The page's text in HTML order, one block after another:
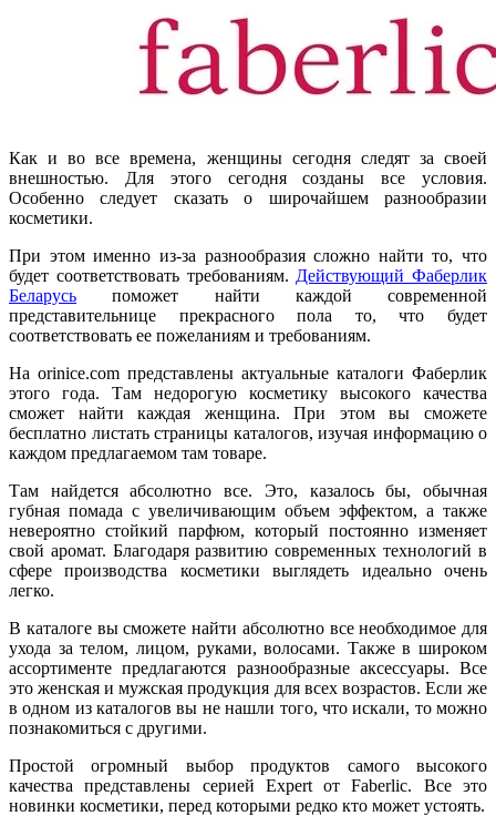
Как и во все времена, женщины сегодня следят за своей
внешностью. Для этого сегодня созданы все условия.
Особенно следует сказать о широчайшем разнообразии
косметики.
При этом именно из-за разнообразия сложно найти то, что
будет соответствовать требованиям. Действующий Фаберлик
Беларусь поможет найти каждой современной
представительнице прекрасного пола то, что будет
соответствовать ее пожеланиям и требованиям.
На orinice.com представлены актуальные каталоги Фаберлик
этого года. Там недорогую косметику высокого качества
сможет найти каждая женщина. При этом вы сможете
бесплатно листать страницы каталогов, изучая информацию о
каждом предлагаемом там товаре.
Там найдется абсолютно все. Это, казалось бы, обычная
губная помада с увеличивающим объем эффектом, а также
невероятно стойкий парфюм, который постоянно изменяет
свой аромат. Благодаря развитию современных технологий в
сфере производства косметики выглядеть идеально очень
легко.
В каталоге вы сможете найти абсолютно все необходимое для
ухода за телом, лицом, руками, волосами. Также в широком
ассортименте предлагаются разнообразные аксессуары. Все
это женская и мужская продукция для всех возрастов. Если же
в одном из каталогов вы не нашли того, что искали, то можно
познакомиться с другими.
Простой огромный выбор продуктов самого высокого
качества представлены серией Expert от Faberlic. Все это
новинки косметики, перед которыми редко кто может устоять.